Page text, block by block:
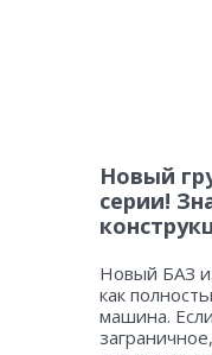
Новый
серии!
Новый БАЗ
как
машина.